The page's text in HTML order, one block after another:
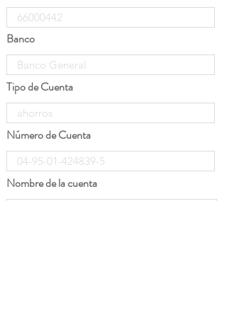
Banco
Tipo de Cuenta
Número de Cuenta
Nombre de la cuenta